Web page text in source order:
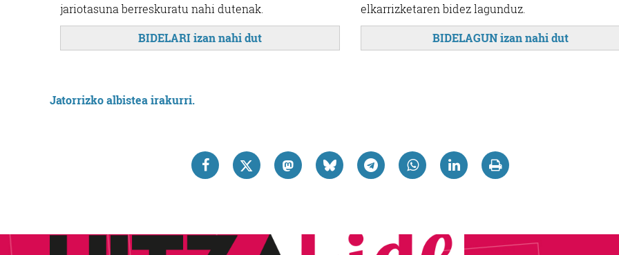
jariotasuna berreskuratu nahi dutenak.
BIDELARI izan nahi dut
elkarrizketaren bidez lagunduz.
BIDELAGUN izan nahi dut
Jatorrizko albistea irakurri.